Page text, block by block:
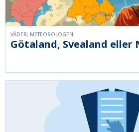
Götaland, Svealand eller
VÄDER, METEOROLOGEN